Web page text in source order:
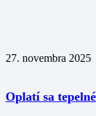
27. novembra 2025
Oplatí sa